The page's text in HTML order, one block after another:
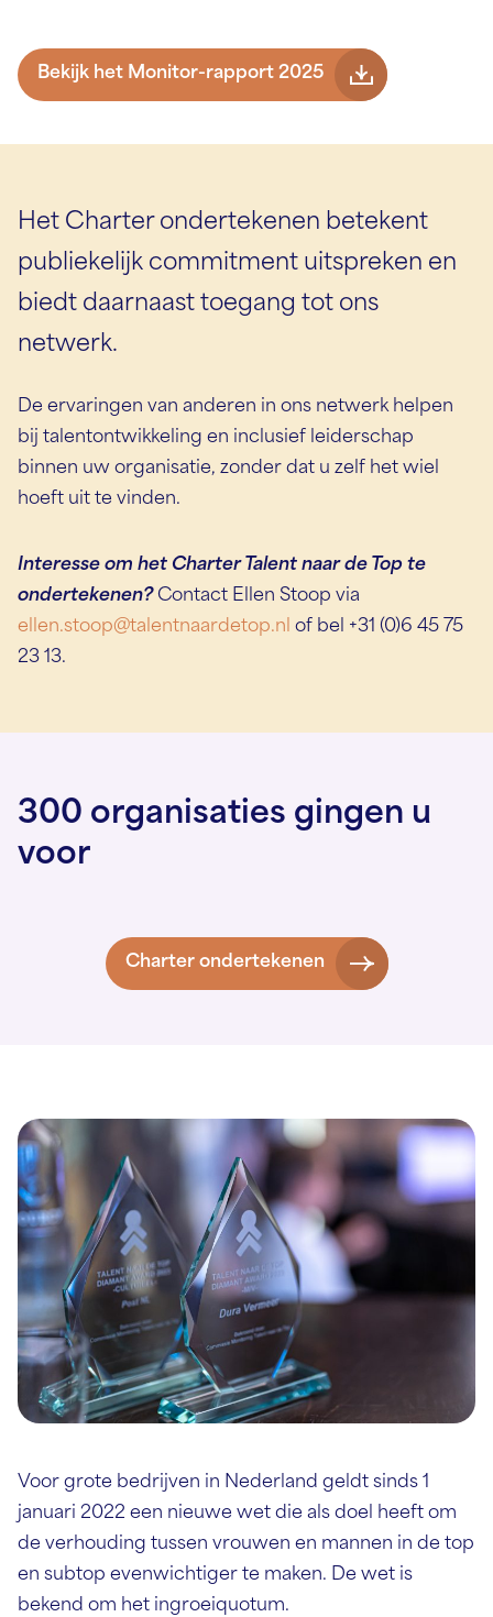
Bekijk het Monitor-rapport 2025
Het Charter ondertekenen betekent
publiekelijk commitment uitspreken en
biedt daarnaast toegang tot ons
netwerk.
De ervaringen van anderen in ons netwerk helpen
bij talentontwikkeling en inclusief leiderschap
binnen uw organisatie, zonder dat u zelf het wiel
hoeft uit te vinden.
Interesse om het Charter Talent naar de Top te
ondertekenen?Contact Ellen Stoop via
ellen.stoop@talentnaardetop.nl of bel +31 (0)6 45 75
23 13.
300 organisaties gingen u
voor
Charter ondertekenen
Voor grote bedrijven in Nederland geldt sinds 1
januari 2022 een nieuwe wet die als doel heeft om
de verhouding tussen vrouwen en mannen in de top
en subtop evenwichtiger te maken. De wet is
bekend om het ingroeiquotum.